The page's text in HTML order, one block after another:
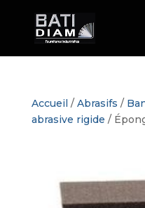
Accueil / Abrasifs /
abrasive rigide /